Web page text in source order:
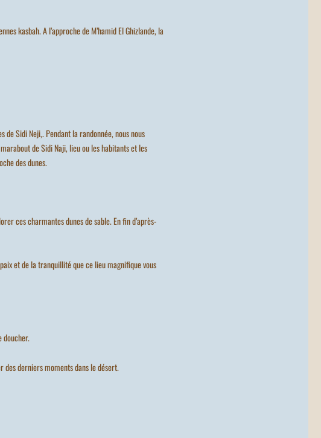
kasbah. A l’approche de M’hamid El Ghizlande, la
Sidi Neji,. Pendant la randonnée, nous nous
de Sidi Naji, lieu ou les habitants et les
des dunes.
ces charmantes dunes de sable. En fin d’après-
et de la tranquillité que ce lieu magnifique vous
doucher.
derniers moments dans le désert.